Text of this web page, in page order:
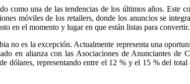
como una de las tendencias de los últimos años. Este
móviles de los retailers, donde los anuncios se
en el momento y lugar en que están listas para convertir.
no es la excepción. Actualmente representa una
en alianza con las Asociaciones de Anunciantes
dólares, representando entre el 12 % y el 15 % del